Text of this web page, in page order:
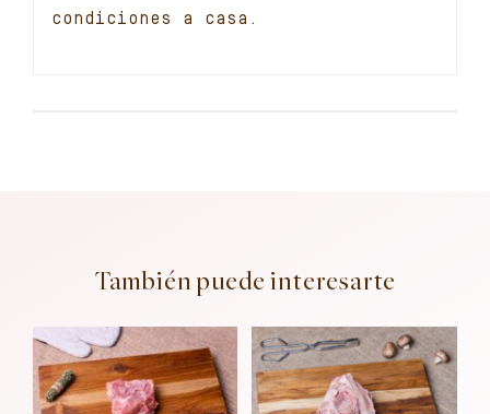
condiciones a casa.
También puede interesarte
Añadir al
Añadir al